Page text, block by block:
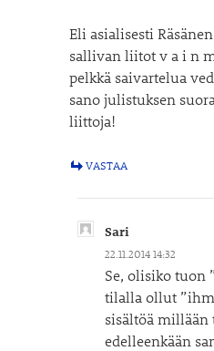
Eli asialisesti
sallivan liitot v a i n
pelkkä saivartelua
sano julistuksen
liittoja!
VASTAA
Sari
22.11.2014 14:32
Se, olisiko tuon
tilalla ollut
sisältöä millään
edelleenkään